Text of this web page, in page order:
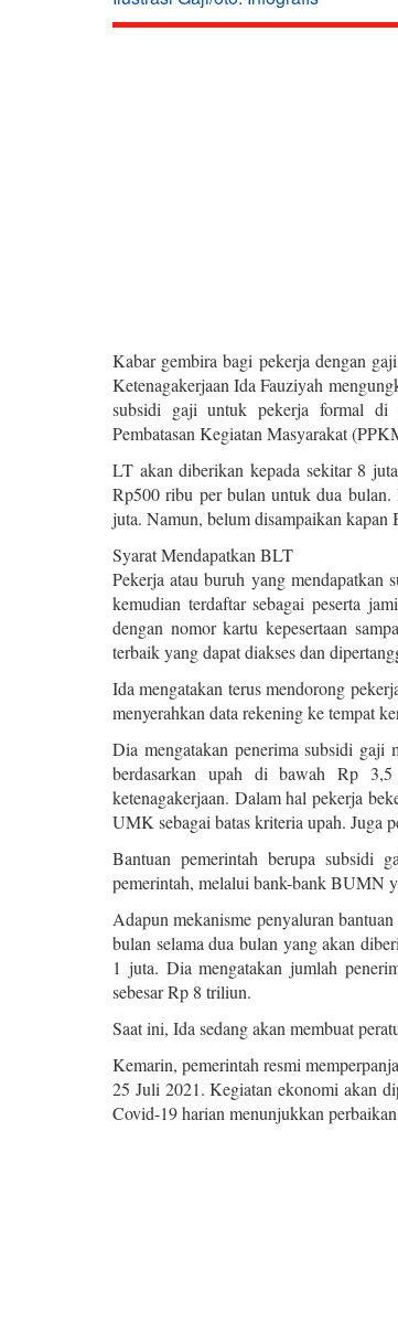
Kabar gembira bagi pekerja dengan
Ketenagakerjaan Ida Fauziyah
subsidi gaji untuk pekerja formal di
Pembatasan Kegiatan Masyarakat
LT akan diberikan kepada sekitar 8
Rp500 ribu per bulan untuk dua bulan.
juta. Namun, belum disampaikan kapan
Syarat Mendapatkan BLT
Pekerja atau buruh yang
kemudian terdaftar sebagai peserta
dengan nomor kartu kepesertaan
terbaik yang dapat diakses dan
Ida mengatakan terus mendorong
menyerahkan data rekening ke tempat
Dia mengatakan penerima subsidi gaji
berdasarkan upah di bawah Rp
ketenagakerjaan. Dalam hal pekerja
UMK sebagai batas kriteria upah. Juga
Bantuan pemerintah berupa subsidi
pemerintah, melalui bank-bank BUMN
Adapun mekanisme penyaluran
bulan selama dua bulan yang akan
1 juta. Dia mengatakan jumlah
sebesar Rp 8 triliun.
Saat ini, Ida sedang akan membuat
Kemarin, pemerintah resmi
25 Juli 2021. Kegiatan ekonomi akan
Covid-19 harian menunjukkan